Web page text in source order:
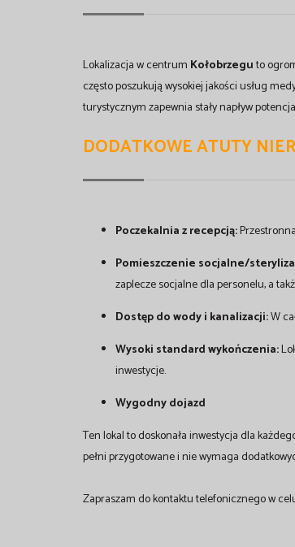
Lokalizacja w centrum Kołobrzeguto
często poszukują wysokiej jakości usług
turystycznym zapewnia stały napływ
DODATKOWE ATUTY
Poczekalnia z recepcją:
Pomieszczenie socjalne/
zaplecze socjalne dla personelu, a
Dostęp do wody i kanalizacji:W
Wysoki standard wykończenia:
inwestycje.
Wygodny dojazd
Ten lokal to doskonała inwestycja dla
pełni przygotowane i nie wymaga
Zapraszam do kontaktu telefonicznego w